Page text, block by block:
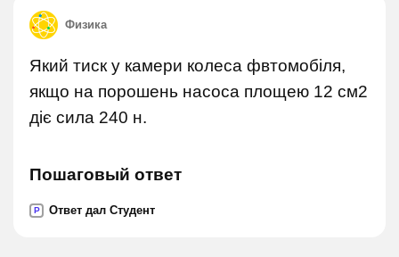
Физика
Який тиск у камери колеса фвтомобіля,
якщо на порошень насоса площею 12 см2
діє сила 240 н.
Пошаговый ответ
P Ответ дал Студент